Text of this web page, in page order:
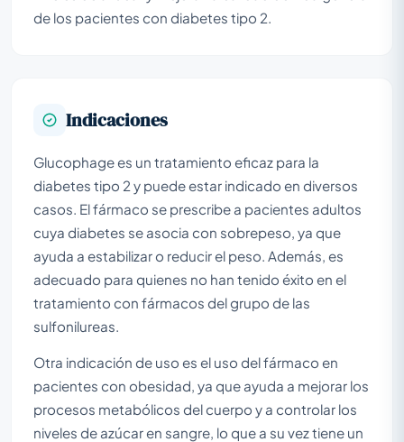
de los pacientes con diabetes tipo 2.
Indicaciones
Glucophage es un tratamiento eficaz para la
diabetes tipo 2 y puede estar indicado en diversos
casos. El fármaco se prescribe a pacientes adultos
cuya diabetes se asocia con sobrepeso, ya que
ayuda a estabilizar o reducir el peso. Además, es
adecuado para quienes no han tenido éxito en el
tratamiento con fármacos del grupo de las
sulfonilureas.
Otra indicación de uso es el uso del fármaco en
pacientes con obesidad, ya que ayuda a mejorar los
procesos metabólicos del cuerpo y a controlar los
niveles de azúcar en sangre, lo que a su vez tiene un